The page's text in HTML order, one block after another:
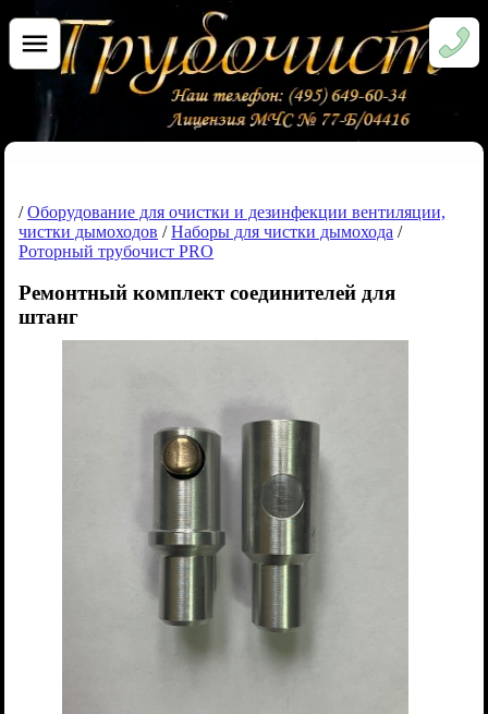
/Оборудование для очистки и дезинфекции вентиляции,
чистки дымоходов /Наборы для чистки дымохода /
Роторный трубочист PRO
Ремонтный комплект соединителей для
штанг